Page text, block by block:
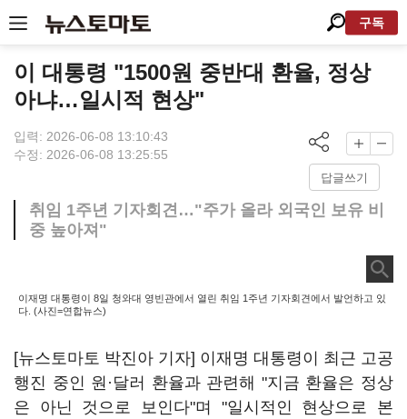
구독
이 대통령 "1500원 중반대 환율, 정상
아냐…일시적 현상"
입력: 2026-06-08 13:10:43
수정: 2026-06-08 13:25:55
답글쓰기
취임 1주년 기자회견…"주가 올라 외국인 보유 비
중 높아져"
이재명 대통령이 8일 청와대 영빈관에서 열린 취임 1주년 기자회견에서 발언하고 있
다. (사진=연합뉴스)
[뉴스토마토 박진아 기자] 이재명 대통령이 최근 고공
행진 중인 원·달러 환율과 관련해 "지금 환율은 정상
은 아닌 것으로 보인다"며 "일시적인 현상으로 본